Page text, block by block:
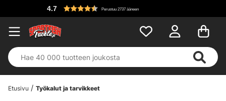
4.7 Perustuu 2737 ääneen
Etusivu Työkalut ja tarvikkeet